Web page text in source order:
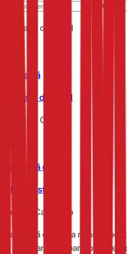
Abonare
Aplicație de mobil
Descarcă
Aplicația de mobil
Extensie Chrome
Descarcă de pe
Chrome store
Despre CashClub
Descarcă extensia noastră
îți dă o parte din banii pe care